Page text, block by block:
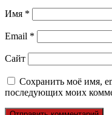
Имя *
Email *
Сайт
Сохранить моё имя,
последующих моих